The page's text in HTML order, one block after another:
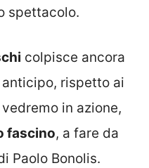
spettacolo.
colpisce ancora
rispetto ai
in azione,
fascino, a fare da
Paolo Bonolis.